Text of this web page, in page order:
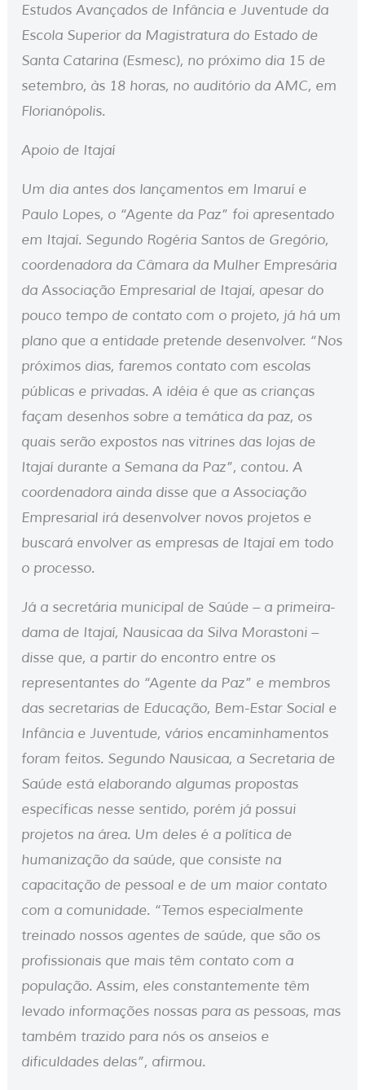
Estudos Avançados de Infância e Juventude da
Escola Superior da Magistratura do Estado de
Santa Catarina (Esmesc), no próximo dia 15 de
setembro, às 18 horas, no auditório da AMC, em
Florianópolis.
Apoio de Itajaí
Um dia antes dos lançamentos em Imaruí e
Paulo Lopes, o “Agente da Paz” foi apresentado
em Itajaí. Segundo Rogéria Santos de Gregório,
coordenadora da Câmara da Mulher Empresária
da Associação Empresarial de Itajaí, apesar do
pouco tempo de contato com o projeto, já há um
plano que a entidade pretende desenvolver. “Nos
próximos dias, faremos contato com escolas
públicas e privadas. A idéia é que as crianças
façam desenhos sobre a temática da paz, os
quais serão expostos nas vitrines das lojas de
Itajaí durante a Semana da Paz”, contou. A
coordenadora ainda disse que a Associação
Empresarial irá desenvolver novos projetos e
buscará envolver as empresas de Itajaí em todo
o processo.
Já a secretária municipal de Saúde – a primeira-
dama de Itajaí, Nausicaa da Silva Morastoni –
disse que, a partir do encontro entre os
representantes do “Agente da Paz” e membros
das secretarias de Educação, Bem-Estar Social e
Infância e Juventude, vários encaminhamentos
foram feitos. Segundo Nausicaa, a Secretaria de
Saúde está elaborando algumas propostas
específicas nesse sentido, porém já possui
projetos na área. Um deles é a política de
humanização da saúde, que consiste na
capacitação de pessoal e de um maior contato
com a comunidade. “Temos especialmente
treinado nossos agentes de saúde, que são os
profissionais que mais têm contato com a
população. Assim, eles constantemente têm
levado informações nossas para as pessoas, mas
também trazido para nós os anseios e
dificuldades delas”, afirmou.